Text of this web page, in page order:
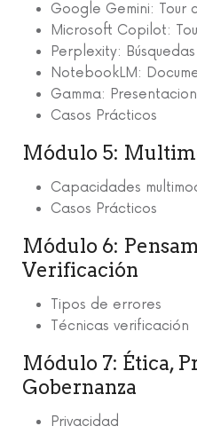
Google Gemini: Tour
Microsoft Copilot:
Perplexity: Búsquedas
NotebookLM:
Gamma:
Casos Prácticos
Módulo 5:
Capacidades
Casos Prácticos
Módulo 6:
Verificación
Tipos de errores
Técnicas verificación
Módulo 7: Ética,
Gobernanza
Privacidad